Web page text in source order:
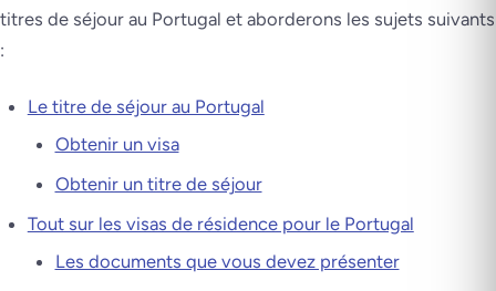
titres de séjour au Portugal et aborderons les sujets suivants
:
Le titre de séjour au Portugal
Obtenir un visa
Obtenir un titre de séjour
Tout sur les visas de résidence pour le Portugal
Les documents que vous devez présenter